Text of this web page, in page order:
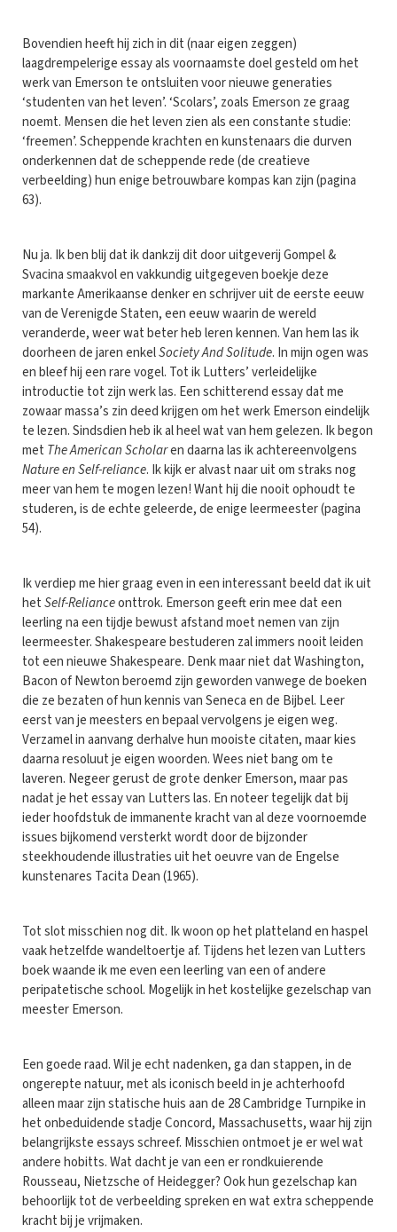
Bovendien heeft hij zich in dit (naar eigen zeggen)
laagdrempelerige essay als voornaamste doel gesteld om het
werk van Emerson te ontsluiten voor nieuwe generaties
‘studenten van het leven’. ‘Scolars’, zoals Emerson ze graag
noemt. Mensen die het leven zien als een constante studie:
‘freemen’. Scheppende krachten en kunstenaars die durven
onderkennen dat de scheppende rede (de creatieve
verbeelding) hun enige betrouwbare kompas kan zijn (pagina
63).
Nu ja. Ik ben blij dat ik dankzij dit door uitgeverij Gompel &
Svacina smaakvol en vakkundig uitgegeven boekje deze
markante Amerikaanse denker en schrijver uit de eerste eeuw
van de Verenigde Staten, een eeuw waarin de wereld
veranderde, weer wat beter heb leren kennen. Van hem las ik
doorheen de jaren enkelSociety And Solitude. In mijn ogen was
en bleef hij een rare vogel. Tot ik Lutters’ verleidelijke
introductie tot zijn werk las. Een schitterend essay dat me
zowaar massa’s zin deed krijgen om het werk Emerson eindelijk
te lezen. Sindsdien heb ik al heel wat van hem gelezen. Ik begon
met The American Scholaren daarna las ik achtereenvolgens
Nature en Self-reliance. Ik kijk er alvast naar uit om straks nog
meer van hem te mogen lezen! Want hij die nooit ophoudt te
studeren, is de echte geleerde, de enige leermeester (pagina
54).
Ik verdiep me hier graag even in een interessant beeld dat ik uit
hetSelf-Relianceonttrok. Emerson geeft erin mee dat een
leerling na een tijdje bewust afstand moet nemen van zijn
leermeester. Shakespeare bestuderen zal immers nooit leiden
tot een nieuwe Shakespeare. Denk maar niet dat Washington,
Bacon of Newton beroemd zijn geworden vanwege de boeken
die ze bezaten of hun kennis van Seneca en de Bijbel. Leer
eerst van je meesters en bepaal vervolgens je eigen weg.
Verzamel in aanvang derhalve hun mooiste citaten, maar kies
daarna resoluut je eigen woorden. Wees niet bang om te
laveren. Negeer gerust de grote denker Emerson, maar pas
nadat je het essay van Lutters las. En noteer tegelijk dat bij
ieder hoofdstuk de immanente kracht van al deze voornoemde
issues bijkomend versterkt wordt door de bijzonder
steekhoudende illustraties uit het oeuvre van de Engelse
kunstenares Tacita Dean (1965).
Tot slot misschien nog dit. Ik woon op het platteland en haspel
vaak hetzelfde wandeltoertje af. Tijdens het lezen van Lutters
boek waande ik me even een leerling van een of andere
peripatetische school. Mogelijk in het kostelijke gezelschap van
meester Emerson.
Een goede raad. Wil je echt nadenken, ga dan stappen, in de
ongerepte natuur, met als iconisch beeld in je achterhoofd
alleen maar zijn statische huis aan de 28 Cambridge Turnpike in
het onbeduidende stadje Concord, Massachusetts, waar hij zijn
belangrijkste essays schreef. Misschien ontmoet je er wel wat
andere hobitts. Wat dacht je van een er rondkuierende
Rousseau, Nietzsche of Heidegger? Ook hun gezelschap kan
behoorlijk tot de verbeelding spreken en wat extra scheppende
kracht bij je vrijmaken.